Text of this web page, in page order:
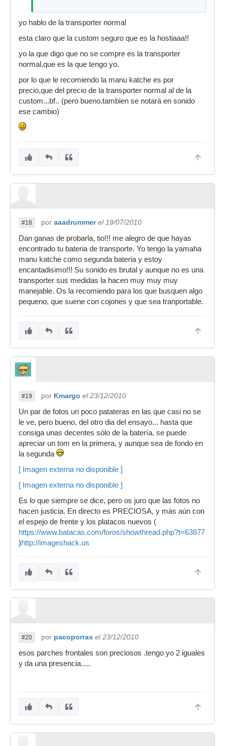
yo hablo de la transporter normal
esta claro que la custom seguro que es la hostiaaa!!
yo la que digo que no se compre es la transporter
normal,que es la que tengo yo.
por lo que le recomiendo la manu katche es por
precio,que del precio de la transporter normal al de la
custom...bf.. (pero bueno,tambien se notará en sonido
ese cambio)
#18 por aaadrummer el 19/07/2010
Dan ganas de probarla, tio!!! me alegro de que hayas
encontrado tu bateria de transporte. Yo tengo la yamaha
manu katche como segunda bateria y estoy
encantadisimo!!! Su sonido es brutal y aunque no es una
transporter sus medidas la hacen muy muy muy
manejable. Os la recomiendo para los que busquen algo
pequeno, que suene con cojones y que sea tranportable.
#19 por Kmargo el 23/12/2010
Un par de fotos un poco patateras en las que casi no se
le ve, pero bueno, del otro dia del ensayo... hasta que
consiga unas decentes sólo de la batería, se puede
apreciar un tom en la primera, y aunque sea de fondo en
la segunda
[ Imagen externa no disponible ]
[ Imagen externa no disponible ]
Es lo que siempre se dice, pero os juro que las fotos no
hacen justicia. En directo es PRECIOSA, y más aún con
el espejo de frente y los platacos nuevos (
https://www.batacas.com/foros/showthread.php?t=63877
)http://imageshack.us
#20 por pacoporras el 23/12/2010
esos parches frontales son preciosos .tengo yo 2 iguales
y da una presencia.....